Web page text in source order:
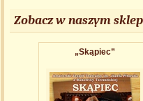
Zobacz w naszym
„Skąpiec”